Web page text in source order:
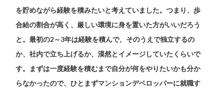
を貯めながら経験を積みたいと考えていました。つまり、歩
合給の割合が高く、厳しい環境に身を置いた方がいいだろう
と。最初の2～3年は経験を積んで、そのうえで独立するの
か、社内で立ち上げるか、漠然とイメージしていたくらいで
す。まずは一度経験を積むまで自分が何をやりたいかも分か
らなかったので、ひとまずマンションデベロッパーに就職す